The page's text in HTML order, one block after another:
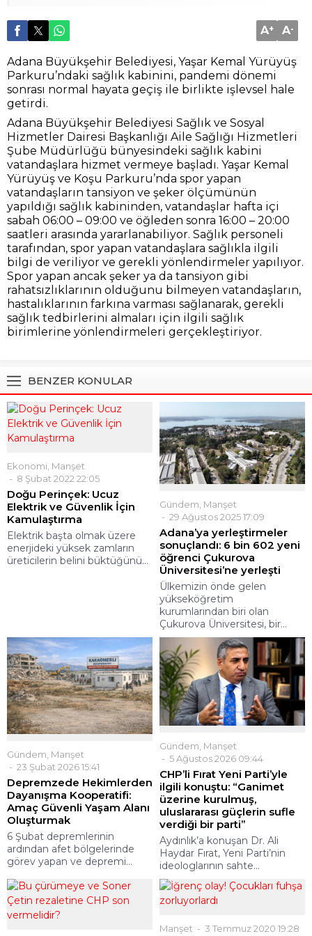
A+ A-
Adana Büyükşehir Belediyesi, Yaşar Kemal Yürüyüş
Parkuru’ndaki sağlık kabinini, pandemi dönemi
sonrası normal hayata geçiş ile birlikte işlevsel hale
getirdi.
Adana Büyükşehir Belediyesi Sağlık ve Sosyal
Hizmetler Dairesi Başkanlığı Aile Sağlığı Hizmetleri
Şube Müdürlüğü bünyesindeki sağlık kabini
vatandaşlara hizmet vermeye başladı. Yaşar Kemal
Yürüyüş ve Koşu Parkuru’nda spor yapan
vatandaşların tansiyon ve şeker ölçümünün
yapıldığı sağlık kabininden, vatandaşlar hafta içi
sabah 06:00 – 09:00 ve öğleden sonra 16:00 – 20:00
saatleri arasında yararlanabiliyor. Sağlık personeli
tarafından, spor yapan vatandaşlara sağlıkla ilgili
bilgi de veriliyor ve gerekli yönlendirmeler yapılıyor.
Spor yapan ancak şeker ya da tansiyon gibi
rahatsızlıklarının olduğunu bilmeyen vatandaşların,
hastalıklarının farkına varması sağlanarak, gerekli
sağlık tedbirlerini almaları için ilgili sağlık
birimlerine yönlendirmeleri gerçekleştiriyor.
BENZER KONULAR
Ekonomi Manşet
8 Şubat 2022 22:05
Doğu Perinçek: Ucuz
Elektrik ve Güvenlik İçin
Kamulaştırma
Elektrik başta olmak üzere
enerjideki yüksek zamların
üreticilerin belini büktüğünü...
Gündem Manşet
29 Ağustos 2025 17:09
Adana’ya yerleştirmeler
sonuçlandı: 6 bin 602 yeni
öğrenci Çukurova
Üniversitesi’ne yerleşti
Ülkemizin önde gelen
yükseköğretim
kurumlarından biri olan
Çukurova Üniversitesi, bir...
Gündem Manşet
23 Şubat 2026 15:41
Depremzede Hekimlerden
Dayanışma Kooperatifi:
Amaç Güvenli Yaşam Alanı
Oluşturmak
6 Şubat depremlerinin
ardından afet bölgelerinde
görev yapan ve depremi...
Gündem Manşet
5 Ağustos 2026 09:44
CHP’li Fırat Yeni Parti’yle
ilgili konuştu: “Ganimet
üzerine kurulmuş,
uluslararası güçlerin sufle
verdiği bir parti”
Aydınlık’a konuşan Dr. Ali
Haydar Fırat, Yeni Parti’nin
ideologlarının sahte...
Manşet 3 Temmuz 2020 19:28